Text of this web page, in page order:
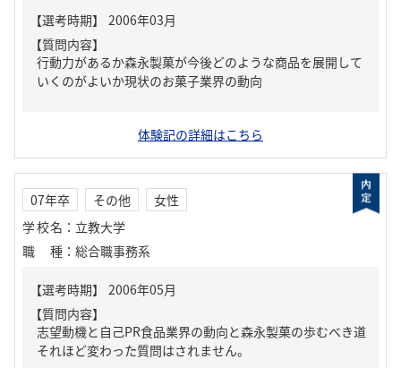
【質問内容】
行動力があるか森永製菓が今後どのような商品を展開して
いくのがよいか現状のお菓子業界の動向
体験記の詳細はこちら
07年卒 その他
女性
学校名 ： 立教大学
職種 ： 総合職事務系
【質問内容】
志望動機と自己PR食品業界の動向と森永製菓の歩むべき道
それほど変わった質問はされません。